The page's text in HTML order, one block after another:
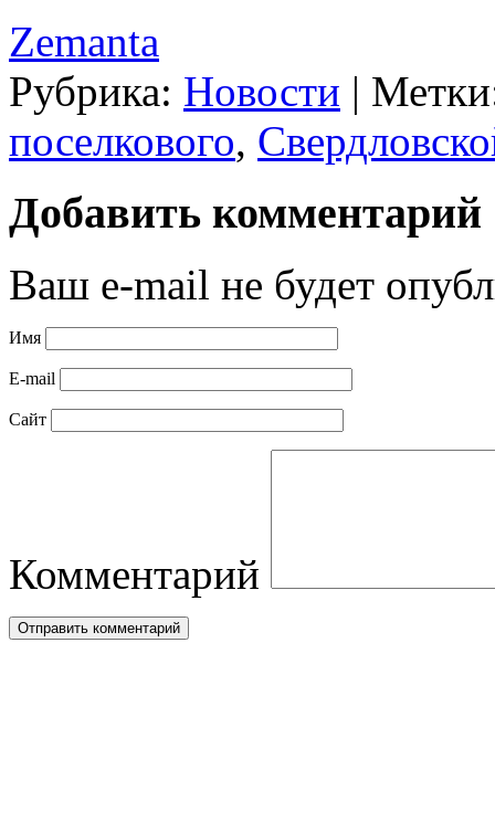
Zemanta
Рубрика: Новости |
поселкового,
Добавить комментарий
Ваш e-mail не будет
Имя
E-mail
Сайт
Комментарий